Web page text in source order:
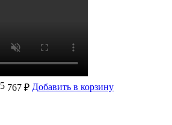
767 ₽ Добавить в корзину